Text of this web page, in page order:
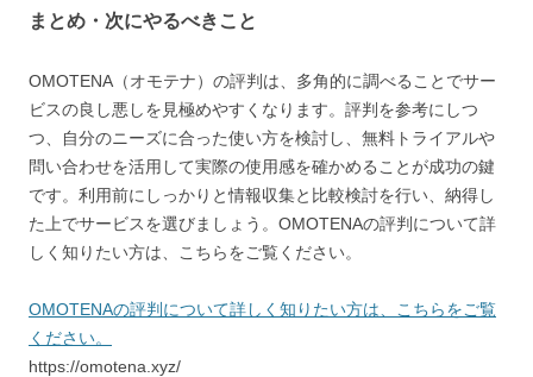
まとめ・次にやるべきこと
OMOTENA（オモテナ）の評判は、多角的に調べることでサー
ビスの良し悪しを見極めやすくなります。評判を参考にしつ
つ、自分のニーズに合った使い方を検討し、無料トライアルや
問い合わせを活用して実際の使用感を確かめることが成功の鍵
です。利用前にしっかりと情報収集と比較検討を行い、納得し
た上でサービスを選びましょう。OMOTENAの評判について詳
しく知りたい方は、こちらをご覧ください。
OMOTENAの評判について詳しく知りたい方は、こちらをご覧
ください。
https://omotena.xyz/